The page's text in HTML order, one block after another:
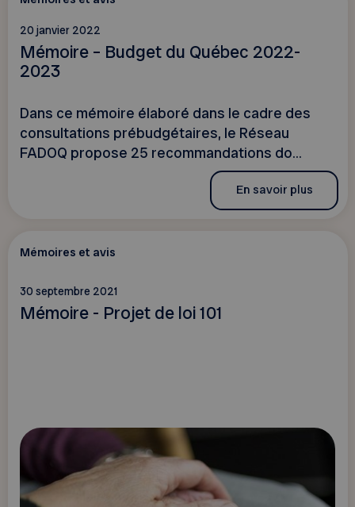
20 janvier 2022
Mémoire – Budget du Québec 2022-
2023
Dans ce mémoire élaboré dans le cadre des
consultations prébudgétaires, le Réseau
FADOQ propose 25 recommandations do...
En savoir plus
Mémoires et avis
30 septembre 2021
Mémoire - Projet de loi 101